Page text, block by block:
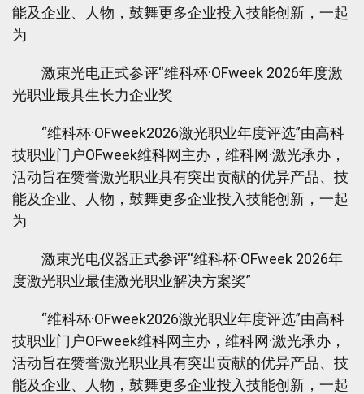
能及企业、人物，鼓舞更多企业投入技能创新，一起
为
激束光电正式参评“维科杯·OFweek 2026年度激
光职业最具生长力企业奖
“维科杯·OFweek2026激光职业年度评选”由高科
技职业门户OFweek维科网主办，维科网·激光承办，
活动旨在赞誉激光职业具有突出贡献的优异产品、技
能及企业、人物，鼓舞更多企业投入技能创新，一起
为
激束光电仪器正式参评“维科杯·OFweek 2026年
度激光职业最佳激光职业解决方案奖”
“维科杯·OFweek2026激光职业年度评选”由高科
技职业门户OFweek维科网主办，维科网·激光承办，
活动旨在赞誉激光职业具有突出贡献的优异产品、技
能及企业、人物，鼓舞更多企业投入技能创新，一起